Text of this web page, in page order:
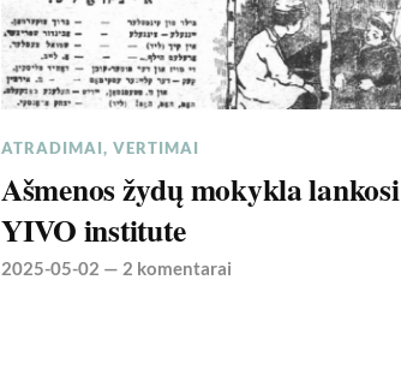
ATRADIMAI, VERTIMAI
Ašmenos žydų mokykla lankosi
YIVO institute
2025-05-02 — 2 komentarai